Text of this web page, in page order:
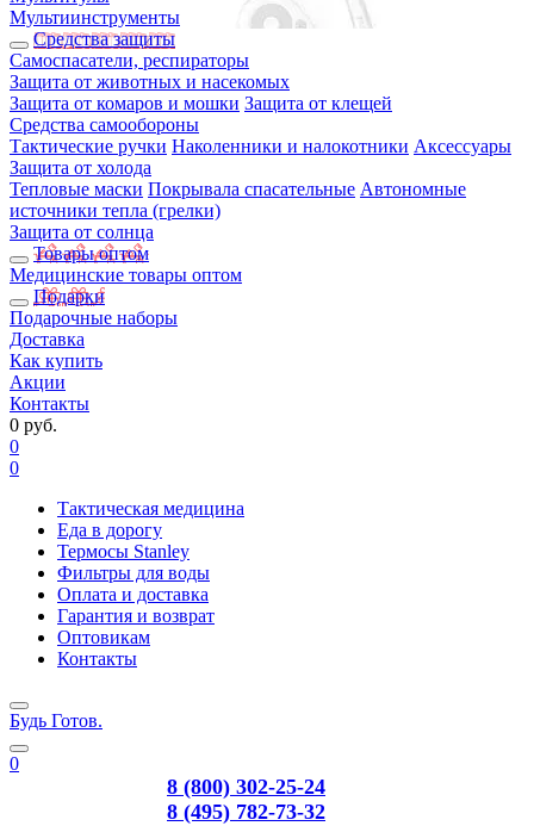
Мультиинструменты
Средства защиты
Самоспасатели, респираторы
Защита от животных и насекомых
Защита от комаров и мошки Защита от клещей
Средства самообороны
Тактические ручки Наколенники и налокотники Аксессуары
Защита от холода
Тепловые маски Покрывала спасательные Автономные
источники тепла (грелки)
Защита от солнца
Товары оптом
Медицинские товары оптом
Подарки
Подарочные наборы
Доставка
Как купить
Акции
Контакты
0 руб.
0
0
Тактическая медицина
Еда в дорогу
Термосы Stanley
Фильтры для воды
Оплата и доставка
Гарантия и возврат
Оптовикам
Контакты
Будь Готов.
0
8 (800) 302-25-24
8 (495) 782-73-32